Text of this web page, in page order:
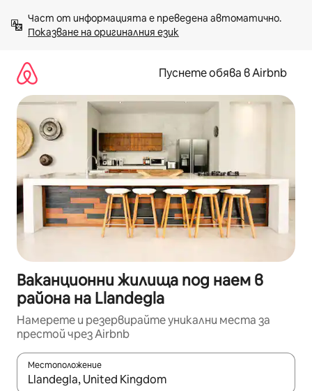
към
съдържанието
Показване на оригиналния език
Пуснете обява в Airbnb
Ваканционни жилища под наем в
района на Llandegla
Намерете и резервирайте уникални места за
престой чрез Airbnb
Местоположение
Когато резултатите се покажат, използвайте